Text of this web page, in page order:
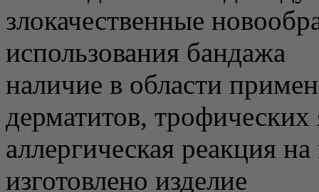
злокачественные
использования бандажа
наличие в области
дерматитов,
аллергическая реакция
изготовлено изделие